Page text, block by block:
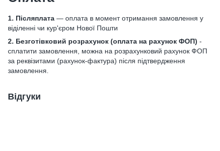
1. Післяплата — оплата в момент отримання замовлення у
віділенні чи кур'єром Нової Пошти
2. Безготівковий розрахунок (оплата на рахунок ФОП) -
сплатити замовлення, можна на розрахунковий рахунок ФОП
за реквізитами (рахунок-фактура) після підтвердження
замовлення.
Відгуки